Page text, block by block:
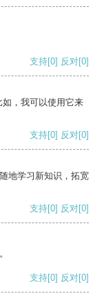
支持[0] 反对[0]
，我可以使用它来
支持[0] 反对[0]
地学习新知识，拓宽
支持[0] 反对[0]
支持[0] 反对[0]